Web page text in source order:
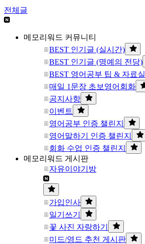
전체글
메모리워드 커뮤니티
BEST 인기글 (실시간)
BEST 인기글 (명예의 전당)
BEST 영어공부 팁 & 자료실
매일 1문장 초보영어회화
공지사항
이벤트
영어공부 인증 챌린지
영어말하기 인증 챌린지
회화 수업 인증 챌린지
메모리워드 게시판
자유이야기방
가입인사
일기쓰기
꽃 사진 자랑하기
미드/영드 추천 게시판